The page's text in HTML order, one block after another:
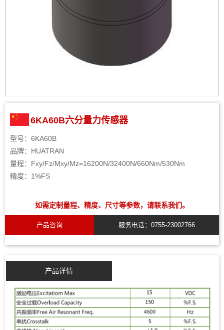
6KA60B六分量力传感器
型号：6KA60B
品牌：HUATRAN
量程：Fxy/Fz/Mxy/Mz=16200N/32400N/660Nm/530Nm
精度：1%FS
如需定制量程、精度、尺寸等参数，请联系我们。
产品咨询 服务电话：0755-23002766
产品详情